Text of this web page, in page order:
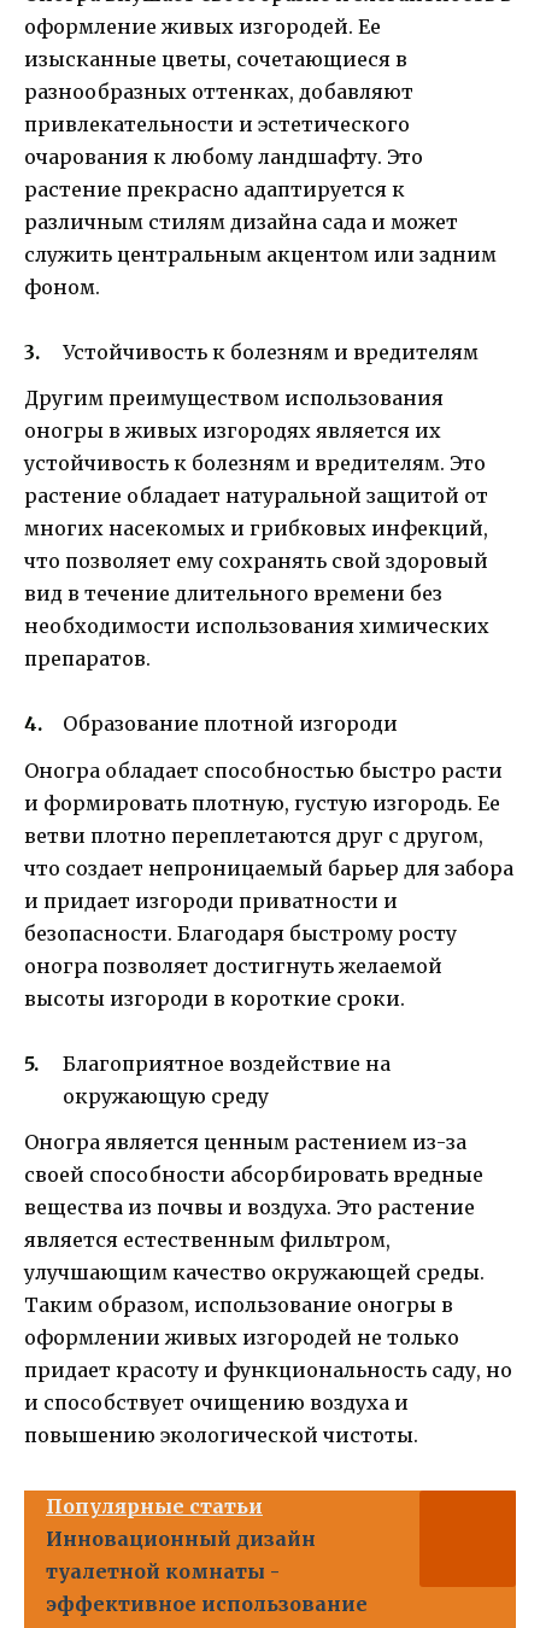
оформление живых изгородей. Ее
изысканные цветы, сочетающиеся в
разнообразных оттенках, добавляют
привлекательности и эстетического
очарования к любому ландшафту. Это
растение прекрасно адаптируется к
различным стилям дизайна сада и может
служить центральным акцентом или задним
фоном.
Устойчивость к болезням и вредителям
Другим преимуществом использования
оногры в живых изгородях является их
устойчивость к болезням и вредителям. Это
растение обладает натуральной защитой от
многих насекомых и грибковых инфекций,
что позволяет ему сохранять свой здоровый
вид в течение длительного времени без
необходимости использования химических
препаратов.
Образование плотной изгороди
Оногра обладает способностью быстро расти
и формировать плотную, густую изгородь. Ее
ветви плотно переплетаются друг с другом,
что создает непроницаемый барьер для забора
и придает изгороди приватности и
безопасности. Благодаря быстрому росту
оногра позволяет достигнуть желаемой
высоты изгороди в короткие сроки.
Благоприятное воздействие на
окружающую среду
Оногра является ценным растением из-за
своей способности абсорбировать вредные
вещества из почвы и воздуха. Это растение
является естественным фильтром,
улучшающим качество окружающей среды.
Таким образом, использование оногры в
оформлении живых изгородей не только
придает красоту и функциональность саду, но
и способствует очищению воздуха и
повышению экологической чистоты.
Популярные статьи
Инновационный дизайн
туалетной комнаты -
эффективное использование